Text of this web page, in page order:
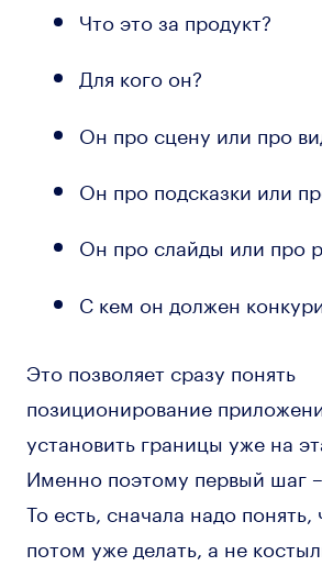
Что это за продукт?
Для кого он?
Он про сцену или про
Он про подсказки или
Он про слайды или про
С кем он должен
Это позволяет сразу понять
позиционирование
установить границы уже на
Именно поэтому первый шаг
То есть, сначала надо понять,
потом уже делать, а не